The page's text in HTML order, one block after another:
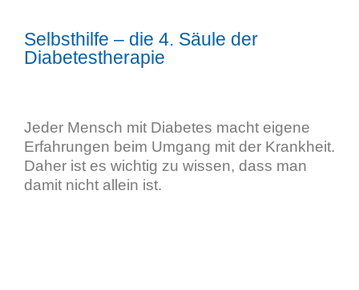
Selbsthilfe – die 4. Säule der
Diabetestherapie
Jeder Mensch mit Diabetes macht eigene
Erfahrungen beim Umgang mit der Krankheit.
Daher ist es wichtig zu wissen, dass man
damit nicht allein ist.